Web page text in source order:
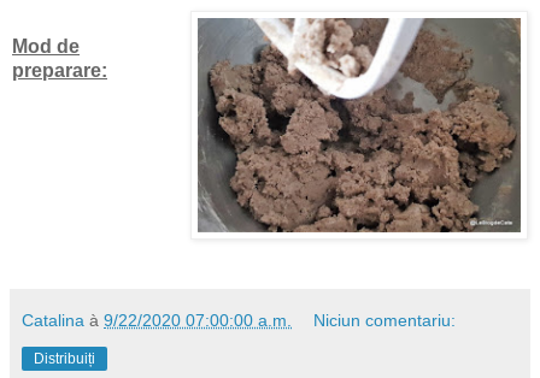
Mod de
preparare:
Catalina à 9/22/2020 07:00:00 a.m. Niciun comentariu:
Distribuiți